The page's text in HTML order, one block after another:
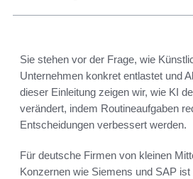
Sie stehen vor der Frage, wie
Unternehmen konkret entlastet und
dieser Einleitung zeigen wir, wie KI
verändert, indem Routineaufgaben
Entscheidungen verbessert werden.
Für deutsche Firmen von kleinen
Konzernen wie Siemens und SAP ist